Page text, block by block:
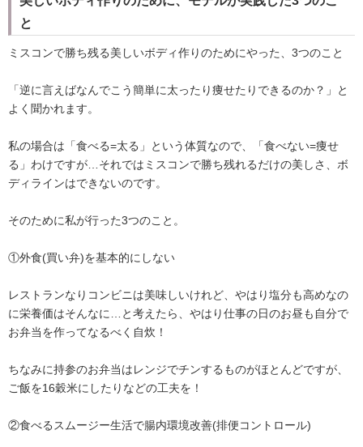
と
ミスコンで勝ち残る美しいボディ作りのためにやった、3つのこと
「逆に言えばなんでこう簡単に太ったり痩せたりできるのか？」と
よく聞かれます。
私の場合は「食べる=太る」という体質なので、「食べない=痩せ
る」わけですが…それではミスコンで勝ち残れるだけの美しさ、ボ
ディラインはできないのです。
そのために私が行った3つのこと。
①外食(買い弁)を基本的にしない
レストランなりコンビニは美味しいけれど、やはり塩分も高めなの
に栄養価はそんなに…と考えたら、やはり仕事の日のお昼も自分で
お弁当を作ってなるべく自炊！
ちなみに持参のお弁当はレンジでチンするものがほとんどですが、
ご飯を16穀米にしたりなどの工夫を！
②食べるスムージー生活で腸内環境改善(排便コントロール)